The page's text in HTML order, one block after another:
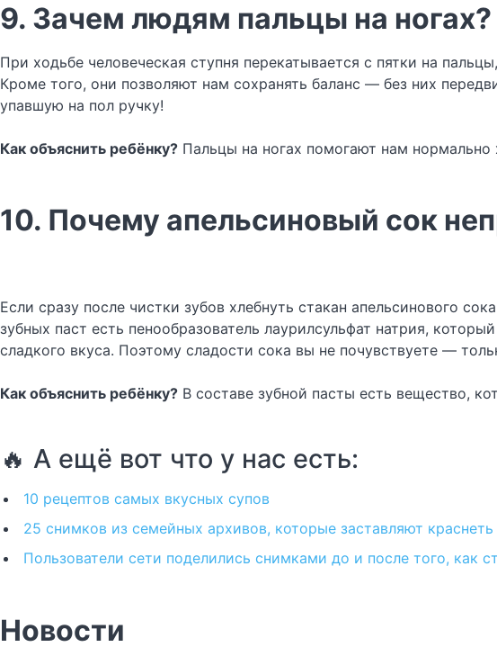
9. Зачем людям пальцы на ногах?
При ходьбе человеческая ступня перекатывается с пятки на
Кроме того, они позволяют нам сохранять баланс — без них
упавшую на пол ручку!
Как объяснить ребёнку? Пальцы на ногах помогают нам нормально
10. Почему апельсиновый сок
Если сразу после чистки зубов хлебнуть стакан апельсинового
зубных паст есть пенообразователь лаурилсульфат натрия,
сладкого вкуса. Поэтому сладости сока вы не почувствуете —
Как объяснить ребёнку? В составе зубной пасты есть вещество,
🔥 А ещё вот что у нас есть:
10 рецептов самых вкусных супов
25 снимков из семейных архивов, которые заставляют
Пользователи сети поделились снимками до и после того, как
Новости